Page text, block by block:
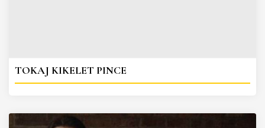
TOKAJ KIKELET PINCE